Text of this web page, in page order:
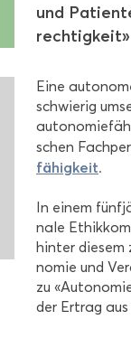
und
Eine
schwie­rig
schen
fä­hig­keit.
In einem
na­le
hin­ter
no­mie und
zu
der Er­trag